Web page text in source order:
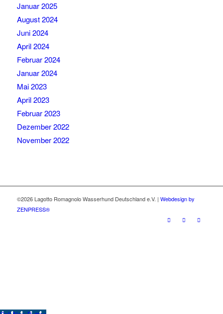
Januar 2025
August 2024
Juni 2024
April 2024
Februar 2024
Januar 2024
Mai 2023
April 2023
Februar 2023
Dezember 2022
November 2022
©2026 Lagotto Romagnolo Wasserhund Deutschland e.V. | Webdesign by
ZENPRESS®